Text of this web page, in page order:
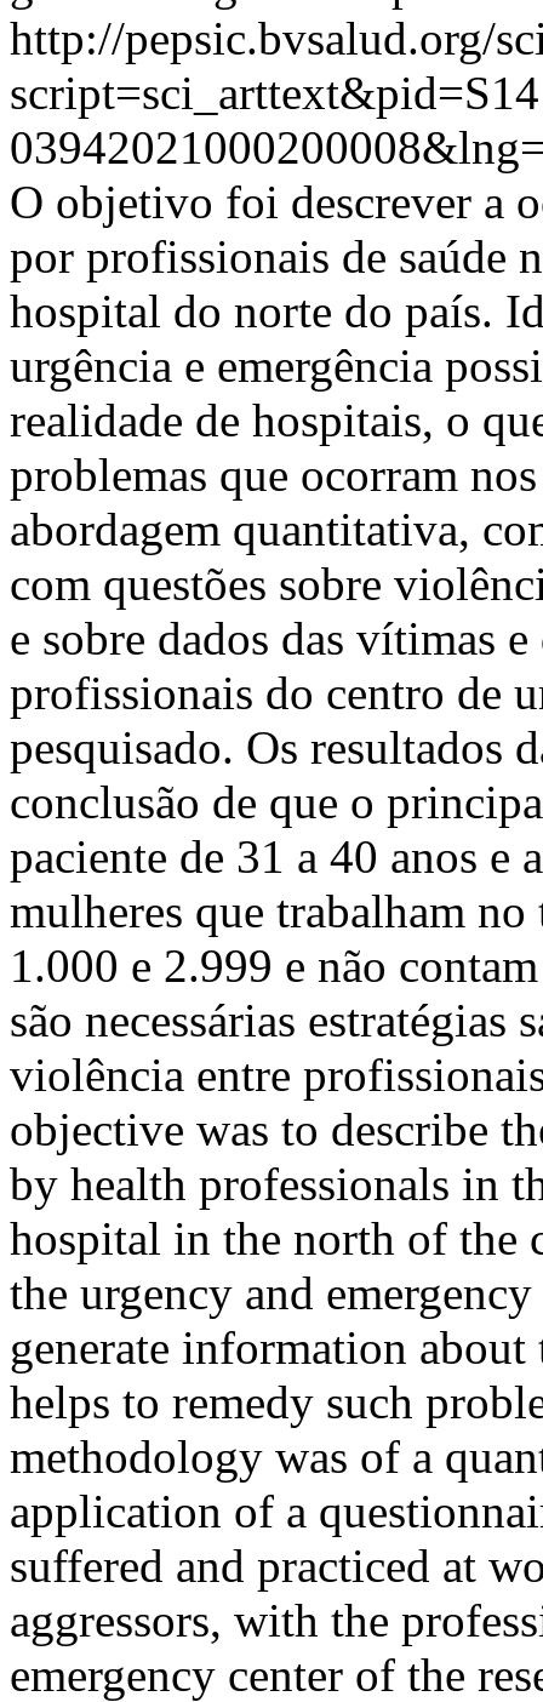
http://pepsic.bvsalud.org/
O objetivo foi descrever a
por profissionais de saúde
hospital do norte do país.
urgência e emergência
realidade de hospitais, o
problemas que ocorram
abordagem quantitativa,
com questões sobre
e sobre dados das vítimas
profissionais do centro de
pesquisado. Os resultados
conclusão de que o
paciente de 31 a 40 anos e
mulheres que trabalham
1.000 e 2.999 e não
são necessárias estratégias
violência entre
objective was to describe
by health professionals in
hospital in the north of
the urgency and
generate information
helps to remedy such
methodology was of a
application of a
suffered and practiced at
aggressors, with the
emergency center of the